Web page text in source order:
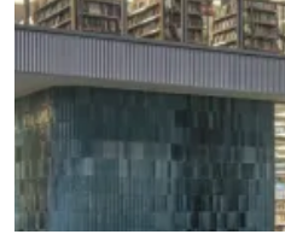
ZOBACZ